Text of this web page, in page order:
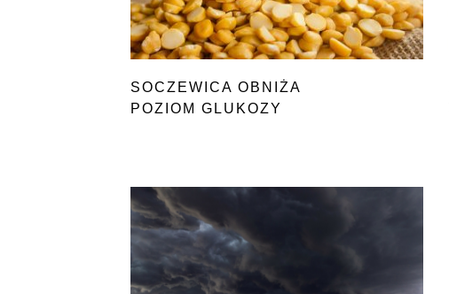
SOCZEWICA OBNIŻA
POZIOM GLUKOZY